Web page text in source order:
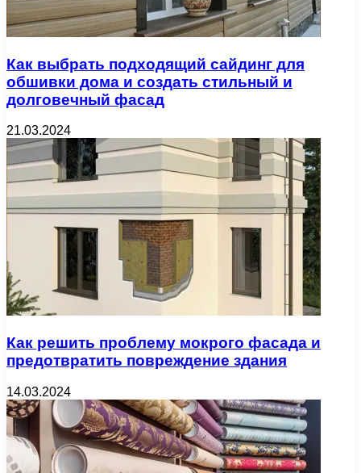
Как выбрать подходящий сайдинг для
обшивки дома и создать стильный и
долговечный фасад
21.03.2024
Как решить проблему мокрого фасада и
предотвратить повреждение здания
14.03.2024